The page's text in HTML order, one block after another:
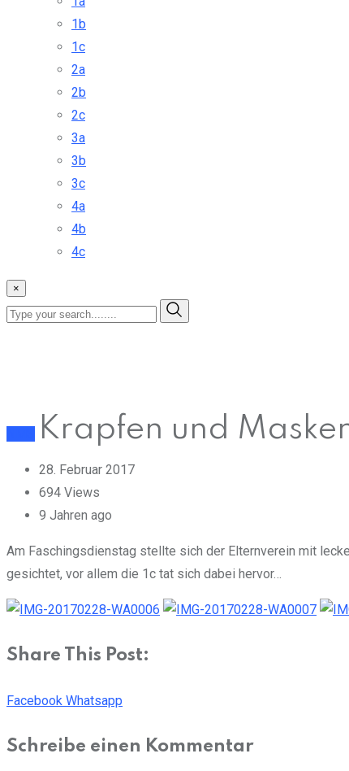
1b
1c
2a
2b
2c
3a
3b
3c
4a
4b
4c
×
Krapfen und
28. Februar 2017
694 Views
9 Jahren ago
Am Faschingsdienstag stellte sich der Elternverein mit
gesichtet, vor allem die 1c tat sich dabei hervor…
Share This Post:
Facebook Whatsapp
Schreibe einen Kommentar